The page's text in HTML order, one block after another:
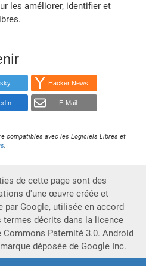
les améliorer, identifier et
Hacker News
E-Mail
compatibles avec les Logiciels Libres et
.
de cette page sont des
d'une œuvre créée et
par Google, utilisée en accord
termes décrits dans la licence
Commons Paternité 3.0. Android
déposée de Google Inc.